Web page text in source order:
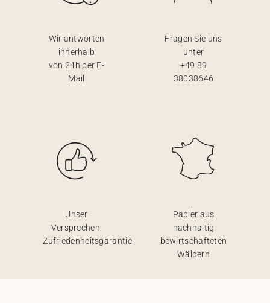
Wir antworten
innerhalb
von 24h per E-
Mail
Fragen Sie uns
unter
+49 89
38038646
Unser
Versprechen:
Zufriedenheitsgarantie
Papier aus
nachhaltig
bewirtschafteten
Wäldern